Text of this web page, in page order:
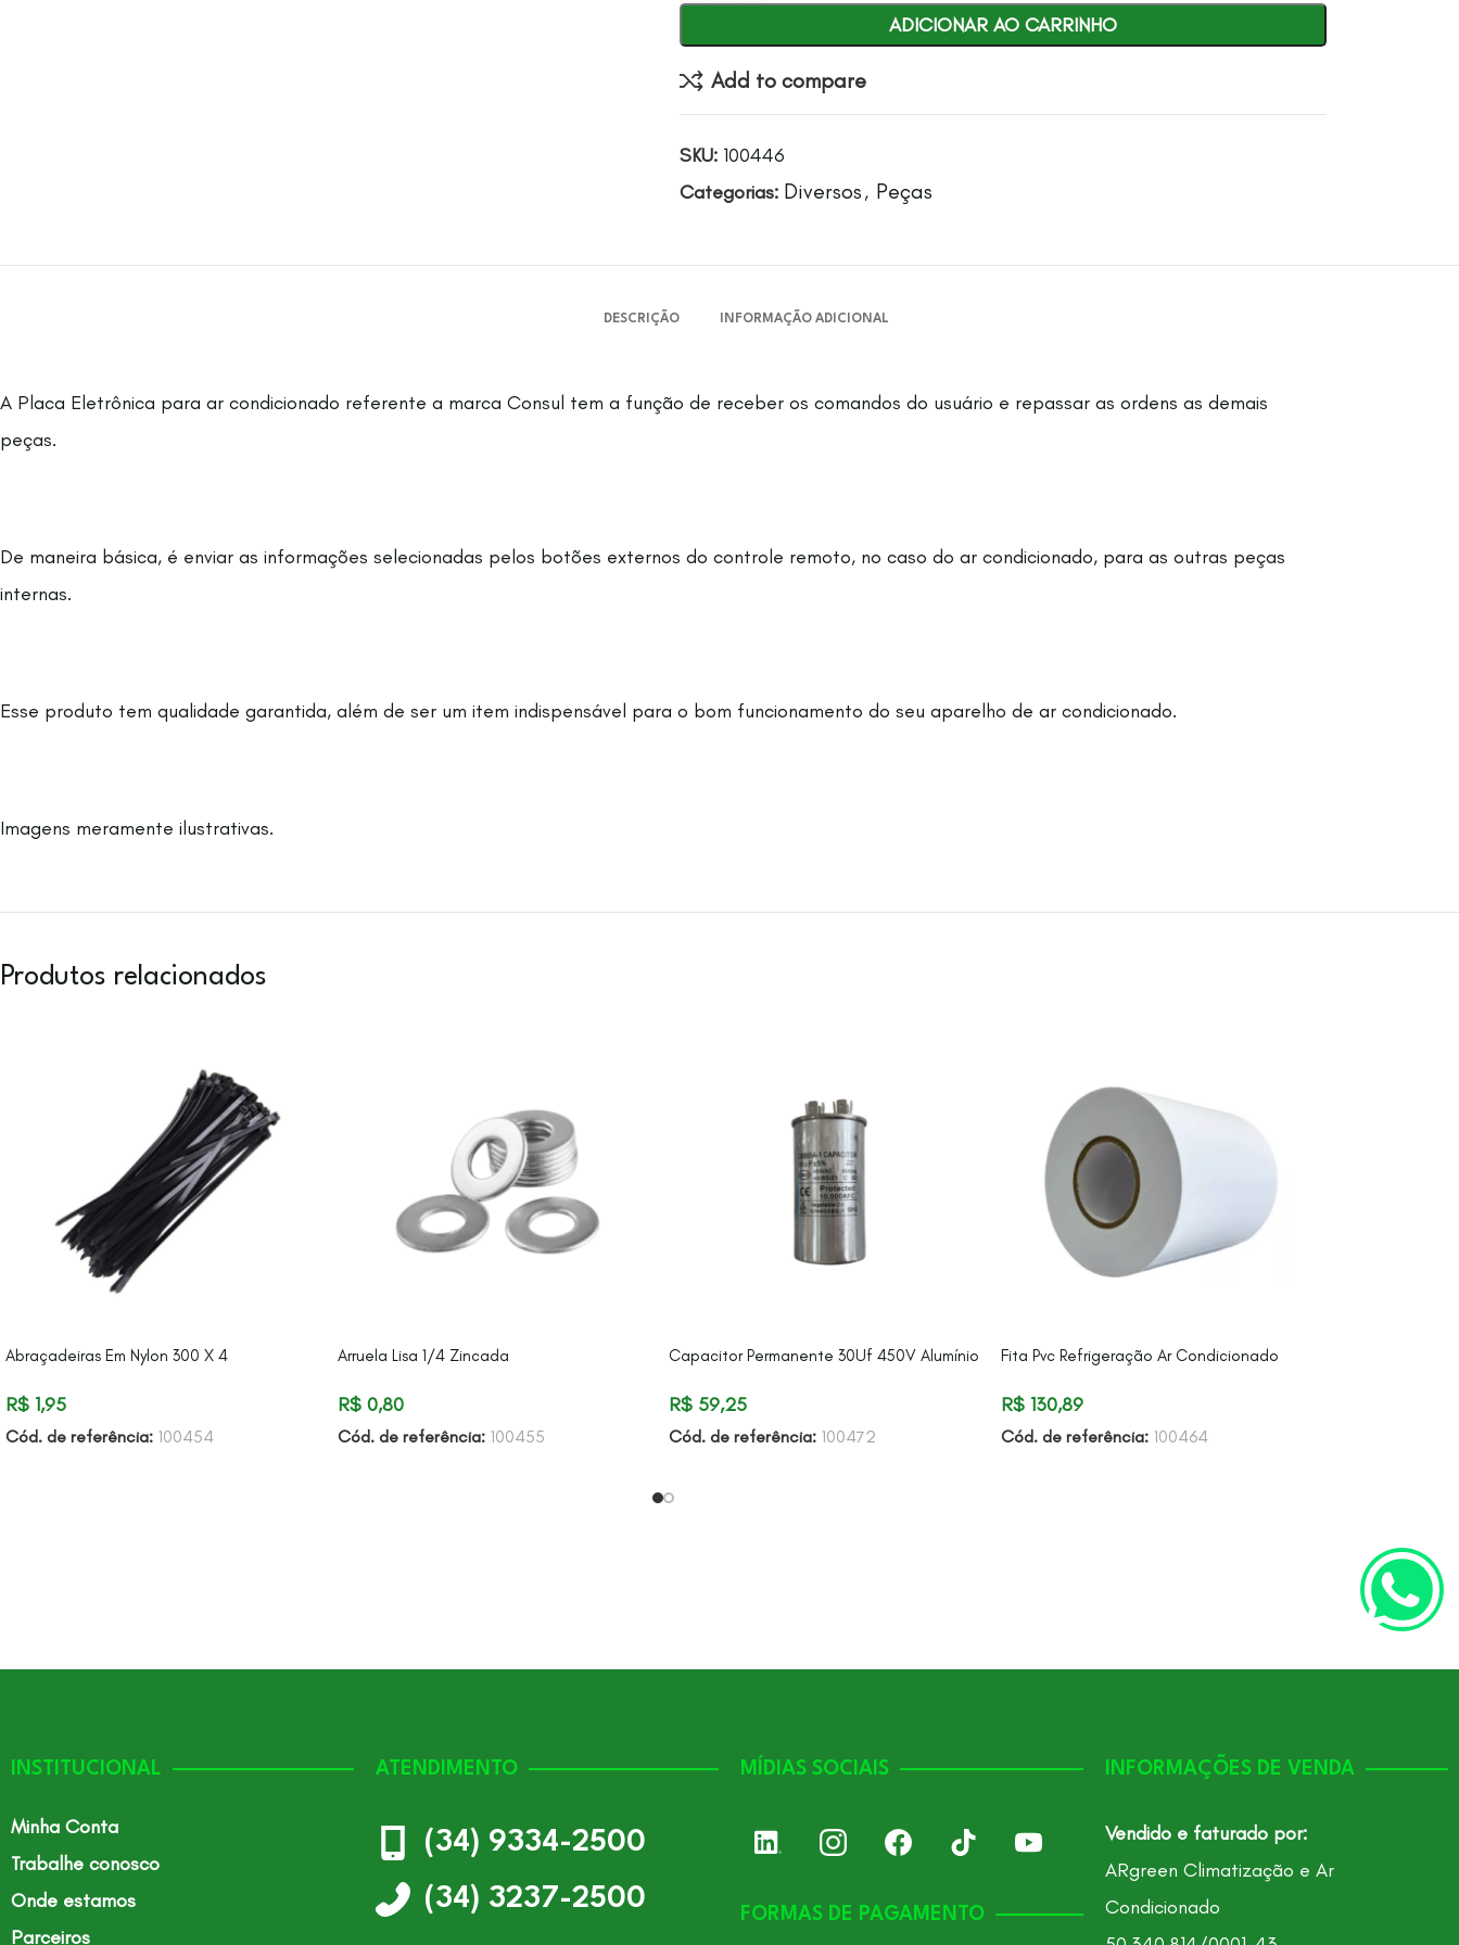
ADICIONAR AO CARRINHO
Add to compare
SKU: 100446
Categorias: Diversos, Peças
DESCRIÇÃO INFORMAÇÃO ADICIONAL
A Placa Eletrônica para ar condicionado referente a marca Consul tem a função de receber os comandos do usuário e repassar as ordens as demais
peças.
De maneira básica, é enviar as informações selecionadas pelos botões externos do controle remoto, no caso do ar condicionado, para as outras peças
internas.
Esse produto tem qualidade garantida, além de ser um item indispensável para o bom funcionamento do seu aparelho de ar condicionado.
Imagens meramente ilustrativas.
Produtos relacionados
Abraçadeiras Em Nylon 300 X 4
R$ 1,95
Cód. de referência: 100454
Arruela Lisa 1/4 Zincada
R$0,80
Cód. de referência: 100455
Capacitor Permanente 30Uf 450V Alumínio
R$ 59,25
Cód. de referência: 100472
Fita Pvc Refrigeração Ar Condicionado
R$130,89
Cód. de referência: 100464
INSTITUCIONAL
Minha Conta
Trabalhe conosco
Onde estamos
Parceiros
ATENDIMENTO
(34) 9334-2500
(34) 3237-2500
MÍDIAS SOCIAIS
FORMAS DE PAGAMENTO
INFORMAÇÕES DE VENDA
Vendido e faturado por:
ARgreen Climatização e Ar
Condicionado